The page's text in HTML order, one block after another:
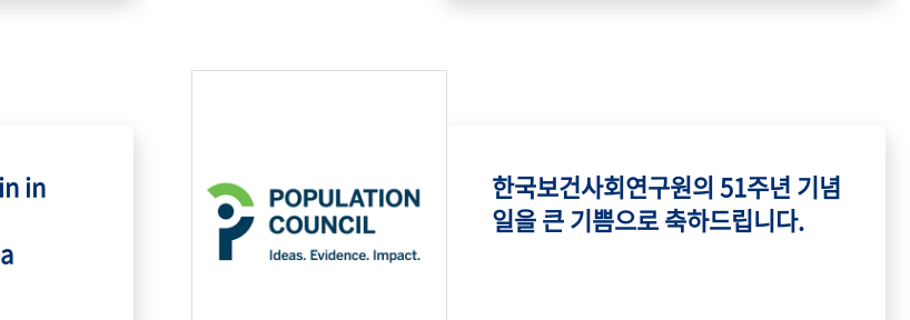
in
한국보건사회연구원의 51주년 기념
일을 큰 기쁨으로 축하드립니다.